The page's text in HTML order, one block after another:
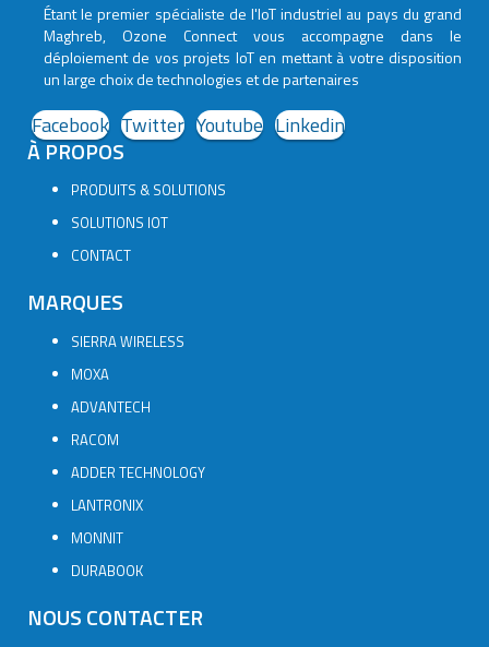
Étant le premier spécialiste de l'IoT industriel au pays du grand
Maghreb, Ozone Connect vous accompagne dans le
déploiement de vos projets IoT en mettant à votre disposition
un large choix de technologies et de partenaires
Facebook Twitter Youtube Linkedin
À PROPOS
PRODUITS & SOLUTIONS
SOLUTIONS IOT
CONTACT
MARQUES
SIERRA WIRELESS
MOXA
ADVANTECH
RACOM
ADDER TECHNOLOGY
LANTRONIX
MONNIT
DURABOOK
NOUS CONTACTER